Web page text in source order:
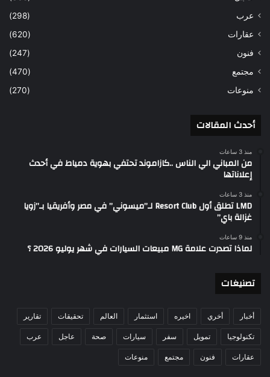
عرب
(298)
عقارات
(620)
فنون
(247)
مجتمع
(470)
منوعات
(270)
أحدث المقالات
منذ 3 ساعات
من المباني الي الناس ..كازاموند تحتفي بهوية دمياط في أحدث
إعلاناتها
منذ 3 ساعات
LMD تطلق أول Resort Club لـ”ميسوني” في مصر وأفريقيا بـ”زويا
غزالة باي”
منذ 9 ساعات
لماذا تصدرت علامة MG مبيعات السيارات في شهر يوليو 2026 ؟
تصنيغات
أخبار أخري اخيره استثمار العالم تحقيقات تقارير
تكنولوجيا تمويل سفر سيارات صحة عاجل عرب
عقارات فنون مجتمع منوعات